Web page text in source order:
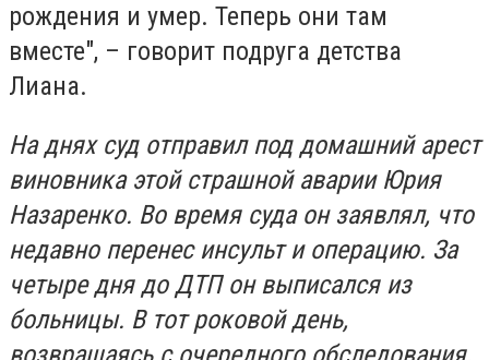
рождения и умер. Теперь они там
вместе", – говорит подруга детства
Лиана.
На днях суд отправил под домашний арест
виновника этой страшной аварии Юрия
Назаренко. Во время суда он заявлял, что
недавно перенес инсульт и операцию. За
четыре дня до ДТП он выписался из
больницы. В тот роковой день,